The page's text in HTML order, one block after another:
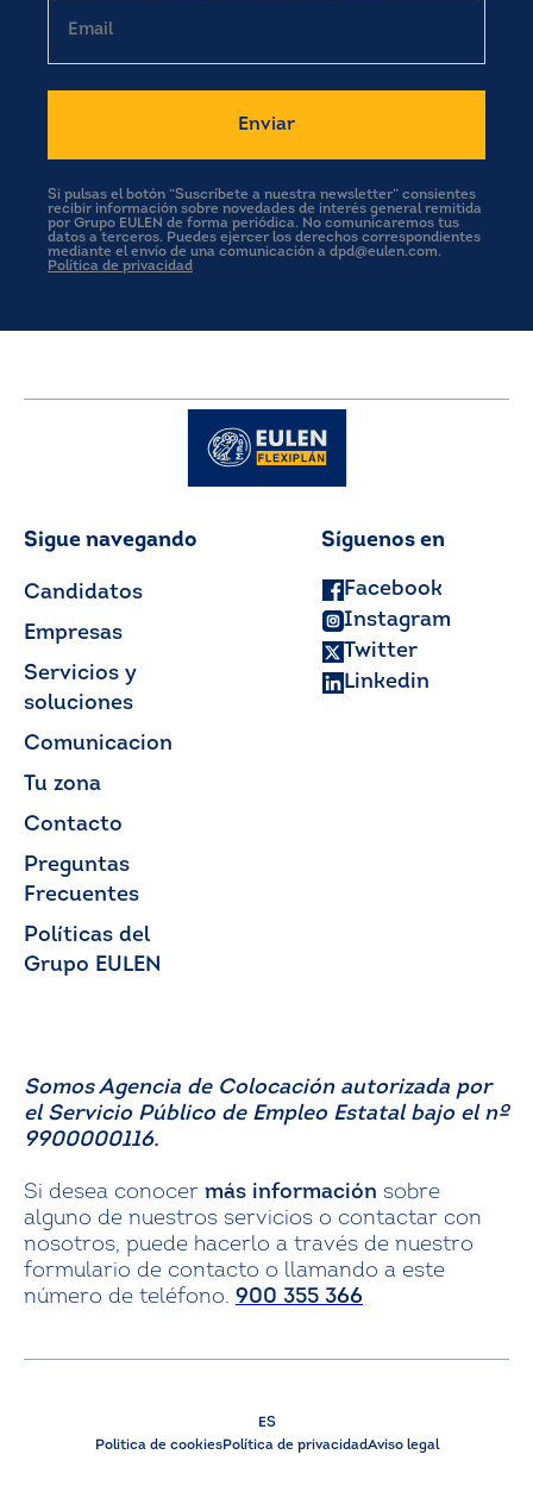
Si pulsas el botón “Suscríbete a nuestra newsletter” consientes
recibir información sobre novedades de interés general remitida
por Grupo EULEN de forma periódica. No comunicaremos tus
datos a terceros. Puedes ejercer los derechos correspondientes
mediante el envío de una comunicación a dpd@eulen.com.
Política de privacidad
Sigue navegando
Candidatos
Empresas
Servicios y
soluciones
Comunicacion
Tu zona
Contacto
Preguntas
Frecuentes
Políticas del
Grupo EULEN
Síguenos en
Facebook
Instagram
Twitter
Linkedin
Somos Agencia de Colocación autorizada por
el Servicio Público de Empleo Estatal bajo el nº
9900000116.
Si desea conocer más información sobre
alguno de nuestros servicios o contactar con
nosotros, puede hacerlo a través de nuestro
formulario de contacto o llamando a este
número de teléfono. 900 355 366
ES
Politica de cookiesPolítica de privacidadAviso legal